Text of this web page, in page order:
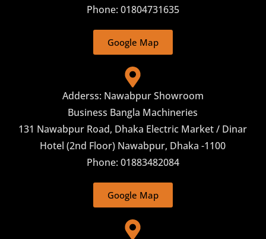
Phone: 01804731635
Google Map
Adderss: Nawabpur Showroom
Business Bangla Machineries
131 Nawabpur Road, Dhaka Electric Market / Dinar
Hotel (2nd Floor) Nawabpur, Dhaka -1100
Phone: 01883482084
Google Map